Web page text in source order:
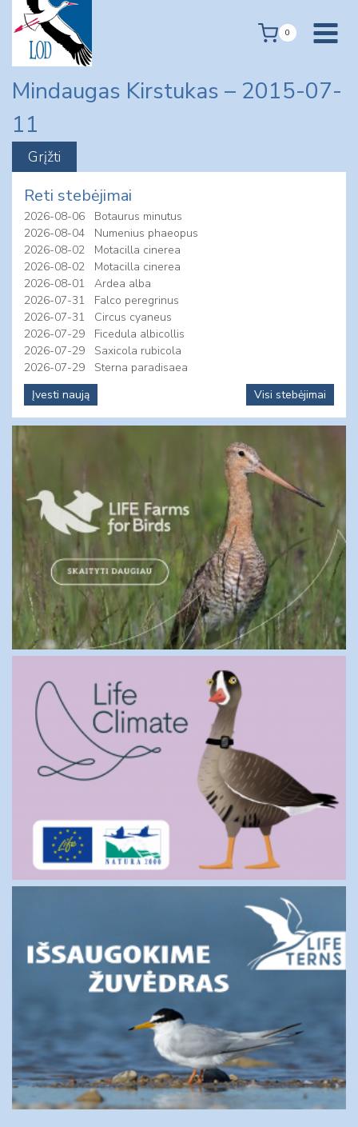
content
0
Mindaugas Kirstukas – 2015-07-
11
Reti stebėjimai
2026-08-06
Botaurus minutus
2026-08-04
Numenius phaeopus
2026-08-02
Motacilla cinerea
2026-08-02
Motacilla cinerea
2026-08-01
Ardea alba
2026-07-31
Falco peregrinus
2026-07-31
Circus cyaneus
2026-07-29
Ficedula albicollis
2026-07-29
Saxicola rubicola
2026-07-29
Sterna paradisaea
Įvesti naują
Visi stebėjimai